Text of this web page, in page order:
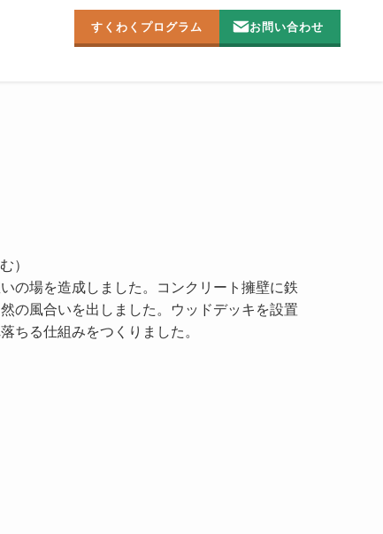
すくわくプログラム お問い合わせ
）
の場を造成しました。コンクリート擁壁に鉄
の風合いを出しました。ウッドデッキを設置
ちる仕組みをつくりました。